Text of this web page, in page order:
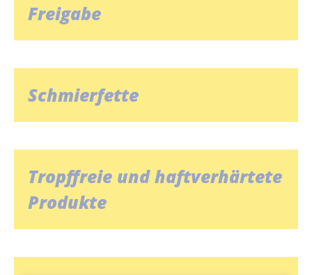
Freigabe
Schmierfette
Tropffreie und haftverhärtete
Produkte